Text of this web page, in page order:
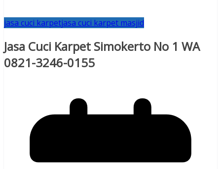
jasa cuci karpetjasa cuci karpet masjid
Jasa Cuci Karpet Simokerto No 1 WA
0821-3246-0155